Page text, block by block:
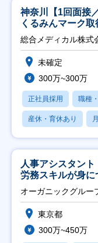
神奈川【1回面接
くるみんマーク
総合メディカル株式
未確定
300万~300万
正社員採用 職種
産休・育休あり
人事アシスタン
労務スキルが身
会社】
オーガニックグルー
東京都
300万~450万